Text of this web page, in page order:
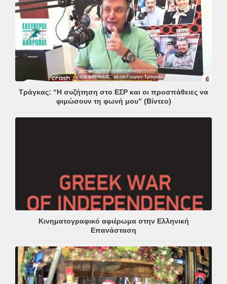
Τράγκας: “Η συζήτηση στο ΕΣΡ και οι προσπάθειες να
φιμώσουν τη φωνή μου” (Βίντεο)
Κινηματογραφικό αφιέρωμα στην Ελληνική
Επανάσταση